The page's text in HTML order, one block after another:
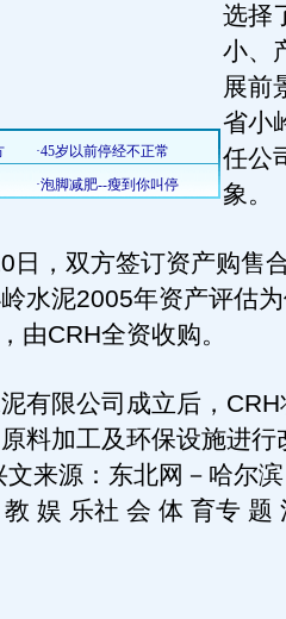
选择
小、
展前
省小
任公
象。
，双方签订资产购售
水泥2005年资产评估
由CRH全资收购。
限公司成立后，CRH
料加工及环保设施进行
来源：东北网－哈尔
娱 乐社 会 体 育专 题